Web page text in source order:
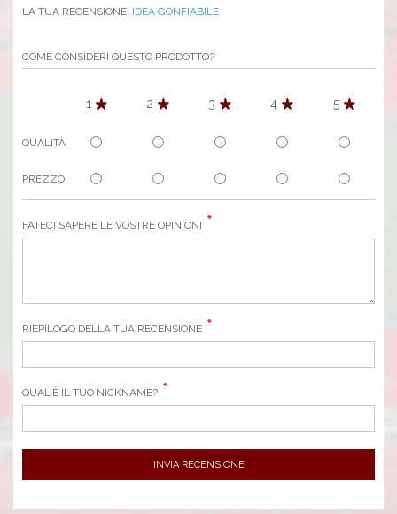
LA TUA RECENSIONE: IDEA GONFIABILE
COME CONSIDERI QUESTO PRODOTTO?
1 2 3 4 5
QUALITÀ
PREZZO
FATECI SAPERE LE VOSTRE OPINIONI
RIEPILOGO DELLA TUA RECENSIONE
QUAL'È IL TUO NICKNAME?
INVIA RECENSIONE